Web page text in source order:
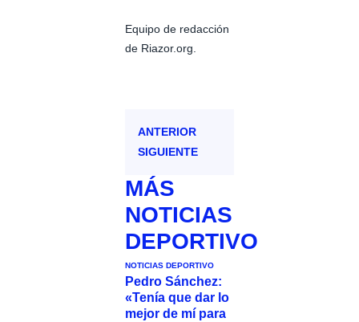
Equipo de redacción
de Riazor.org.
ANTERIOR
SIGUIENTE
MÁS
NOTICIAS
DEPORTIVO
NOTICIAS DEPORTIVO
Pedro Sánchez:
«Tenía que dar lo
mejor de mí para